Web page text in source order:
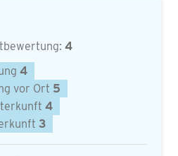
4
4
vor Ort 5
4
3